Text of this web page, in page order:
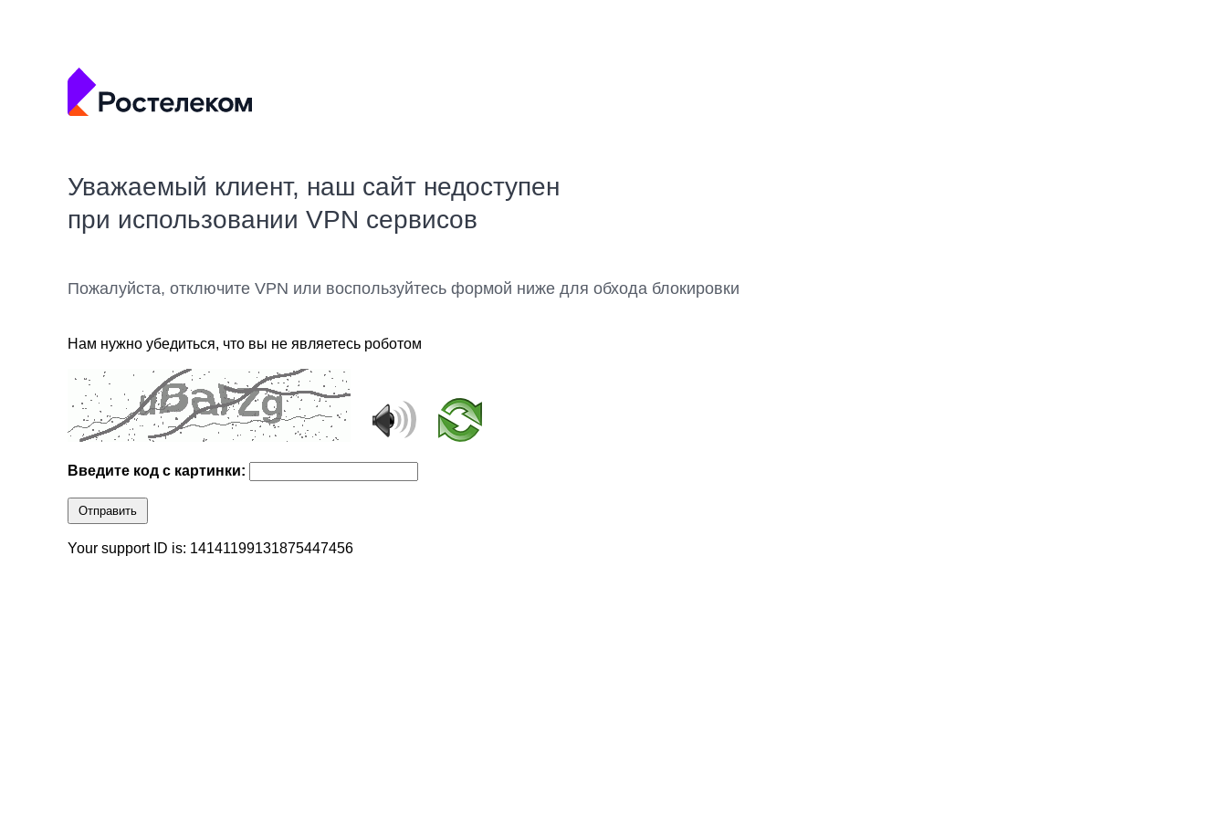
Уважаемый клиент, наш сайт недоступен
при использовании VPN сервисов
Пожалуйста, отключите VPN или воспользуйтесь формой ниже для обхода блокировки
Нам нужно убедиться, что вы не являетесь роботом
Введите код с картинки:
Отправить
Your support ID is: 14141199131875447456